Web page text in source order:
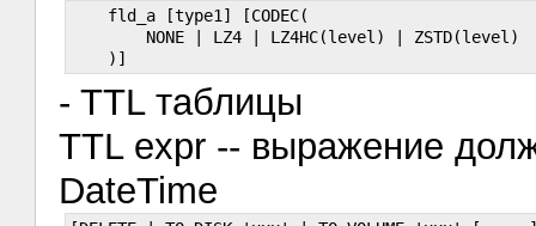
    fld_a [type1] [CODEC(
NONE | LZ4 | LZ4HC(level) |
- TTL таблицы
TTL expr -- выражение
DateTime